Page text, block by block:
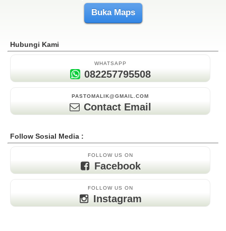
Buka Maps
Hubungi Kami
WHATSAPP
082257795508
PASTOMALIK@GMAIL.COM
Contact Email
Follow Sosial Media :
FOLLOW US ON
Facebook
FOLLOW US ON
Instagram